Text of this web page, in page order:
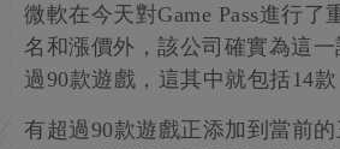
微軟在今天對Game Pass進行了
名和漲價外，該公司確實為這
過90款遊戲，這其中就包括14款
有超過90款遊戲正添加到當前